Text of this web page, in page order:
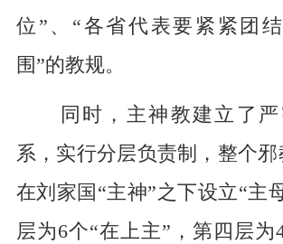
位”、“各省代表要紧紧团结
围”的教规。
同时，主神教建立了
系，实行分层负责制，整个邪
在刘家国“主神”之下设立“主
层为6个“在上主”，第四层为